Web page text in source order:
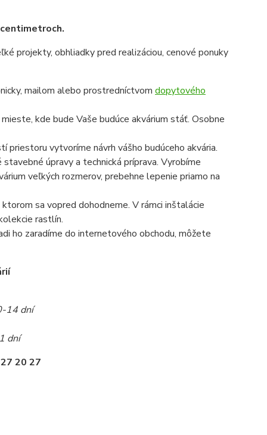
projekty, obhliadky pred realizáciou, cenové ponuky
mailom alebo prostredníctvom dopytového
kde bude Vaše budúce akvárium stáť. Osobne
priestoru vytvoríme návrh vášho budúceho akvária.
úpravy a technická príprava. Vyrobíme
veľkých rozmerov, prebehne lepenie priamo na
sa vopred dohodneme. V rámci inštalácie
rastlín.
ho zaradíme do internetového obchodu, môžete
14 dní
dní
20 27